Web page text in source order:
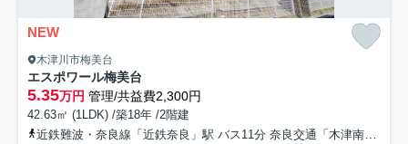
NEW
木津川市梅美台
エスポワール梅美台
5.35万円 管理/共益費2,300円
42.63㎡ (1LDK) /築18年 /2階建
近鉄難波・奈良線「近鉄奈良」駅 バス11分 奈良交通「木津南ソレイユ」 停歩8分